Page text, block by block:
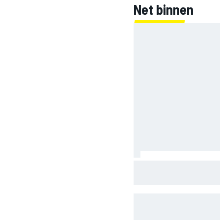
Net binnen